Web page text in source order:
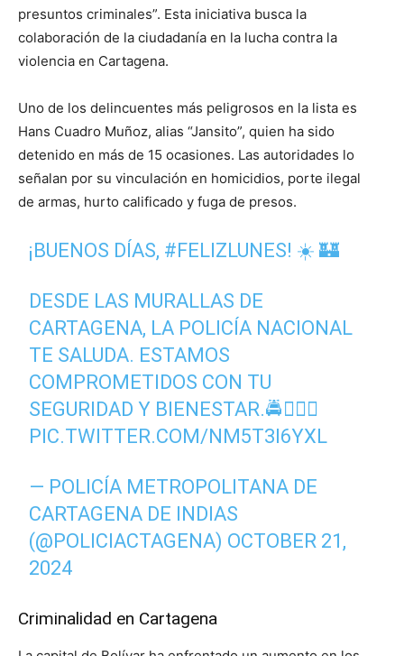
presuntos criminales”. Esta iniciativa busca la
colaboración de la ciudadanía en la lucha contra la
violencia en Cartagena.
Uno de los delincuentes más peligrosos en la lista es
Hans Cuadro Muñoz, alias “Jansito”, quien ha sido
detenido en más de 15 ocasiones. Las autoridades lo
señalan por su vinculación en homicidios, porte ilegal
de armas, hurto calificado y fuga de presos.
¡BUENOS DÍAS, #FELIZLUNES! ☀️ 🏰
DESDE LAS MURALLAS DE
CARTAGENA, LA POLICÍA NACIONAL
TE SALUDA. ESTAMOS
COMPROMETIDOS CON TU
SEGURIDAD Y BIENESTAR.🚔👮🏻‍♂️
PIC.TWITTER.COM/NM5T3I6YXL
— POLICÍA METROPOLITANA DE
CARTAGENA DE INDIAS
(@POLICIACTAGENA) OCTOBER 21,
2024
Criminalidad en Cartagena